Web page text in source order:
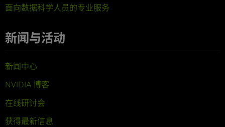
面向数据科学人员的专业服务
新闻与活动
新闻中心
NVIDIA 博客
在线研讨会
获得最新信息